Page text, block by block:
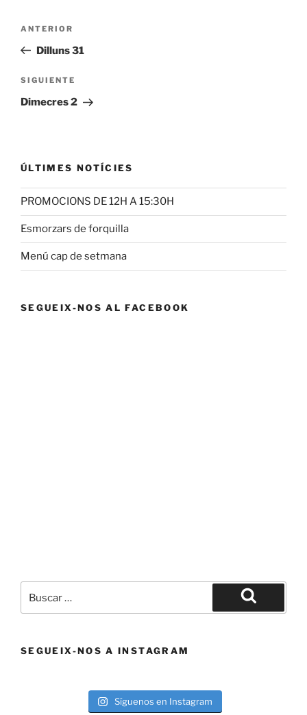
Navegación
entradas
Entrada
anterior:
ANTERIOR
Dilluns 31
Siguiente
entrada
SIGUIENTE
Dimecres 2
ÚLTIMES NOTÍCIES
PROMOCIONS DE 12H A 15:30H
Esmorzars de forquilla
Menú cap de setmana
SEGUEIX-NOS AL FACEBOOK
por:
Buscar
SEGUEIX-NOS A INSTAGRAM
Síguenos en Instagram